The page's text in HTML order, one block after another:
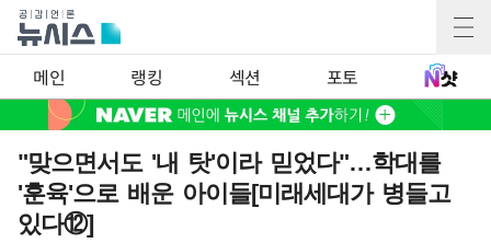
메인 랭킹 섹션 포토
"맞으면서도 '내 탓'이라 믿었다"…학대를
'훈육'으로 배운 아이들[미래세대가 병들고
있다⑫]